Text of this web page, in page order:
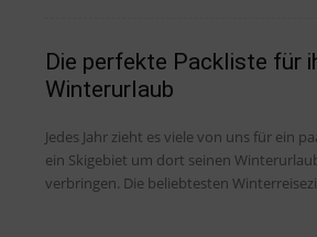
Die perfekte Packliste für
Winterurlaub
Jedes Jahr zieht es viele von uns für ein
ein Skigebiet um dort seinen
verbringen. Die beliebtesten